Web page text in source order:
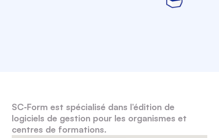
SC‑Form est spécialisé dans l’édition de
logiciels de gestion pour les organismes et
centres de formations.